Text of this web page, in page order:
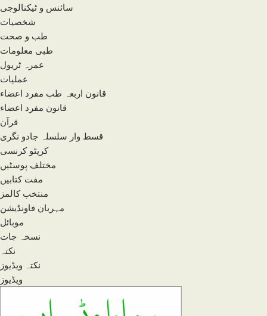
سائنس و ٹیکنالوجی
شخصیات
طب و صحت
طبی معلومات
عمرہ ٹریول
عملیات
قانون اربعہ طب مفرد اعضاء
قانون مفرد اعضاء
قرآن
قسط وار سلسلہ جادو نگری
کرپٹو کرنسی
مختلف پوسٹیں
مفت کتابیں
منتخب کالمز
مہربان فاونڈیشن
موبائل
نسخہ جات
نکتہ
نکتہ ویڈیوز
ویڈیوز